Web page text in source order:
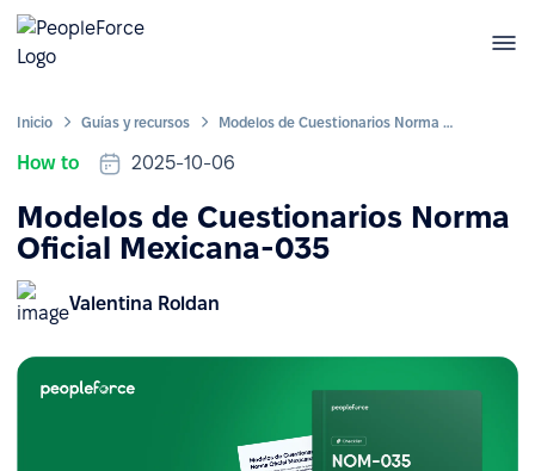
Inicio Guías y recursos Modelos de Cuestionarios Norma Oficial Mexicana-035
How to 2025-10-06
Modelos de Cuestionarios Norma
Oficial Mexicana-035
Valentina Roldan